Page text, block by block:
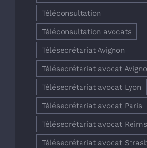
Téléconsultation
Téléconsultation avocats
Télésecrétariat Avignon
Télésecrétariat avocat
Télésecrétariat avocat Lyon
Télésecrétariat avocat Paris
Télésecrétariat avocat Reims
Télésecrétariat avocat